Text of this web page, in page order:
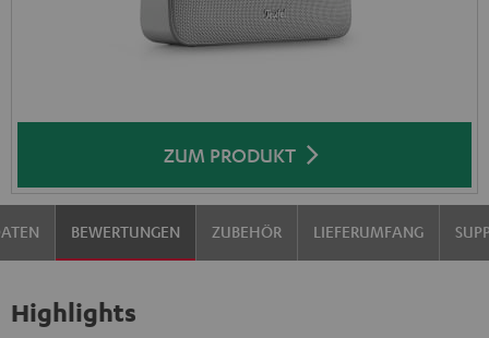
ZUM PRODUKT
BEWERTUNGEN ZUBEHÖR LIEFERUMFANG
Highlights